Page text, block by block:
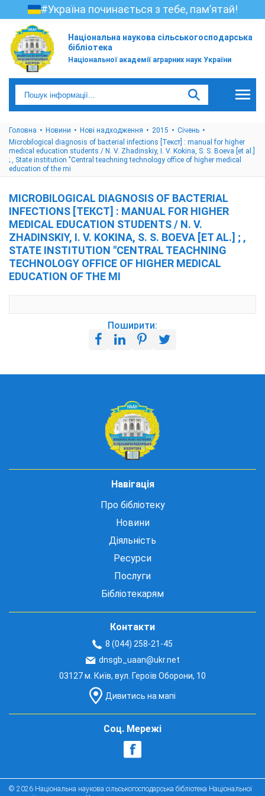
#Україна починається з тебе, пам’ятай!
Національна наукова сільськогосподарська
бібліотека
Національної академії аграрних наук України
Головна Новини Нові надходження 2015
Cічень
Microbilogical diagnosis of bacterial infections [Текст] : manual for higher
medical education students / N. V. Zhadinskiy, I. V. Kokina, S. S. Boeva [et al.]
; , State institution "Central teachning technology office of higher medical
education of the mi
MICROBILOGICAL DIAGNOSIS OF BACTERIAL
INFECTIONS [ТЕКСТ] : MANUAL FOR HIGHER
MEDICAL EDUCATION STUDENTS / N. V.
ZHADINSKIY, I. V. KOKINA, S. S. BOEVA [ET AL.] ; ,
STATE INSTITUTION "CENTRAL TEACHNING
TECHNOLOGY OFFICE OF HIGHER MEDICAL
EDUCATION OF THE MI
Поширити:
Навігація
Про бібліотеку
Новини
Діяльність
Ресурси
Послуги
Бібліотекарям
Контакти
8 (044) 258-21-45
dnsgb_uaan@ukr.net
03127 м. Київ, вул. Героїв Оборони, 10
Дивитись на мапі
Соц. Мережі
© 2026 Національна наукова сільськогосподарська бібліотека Національної